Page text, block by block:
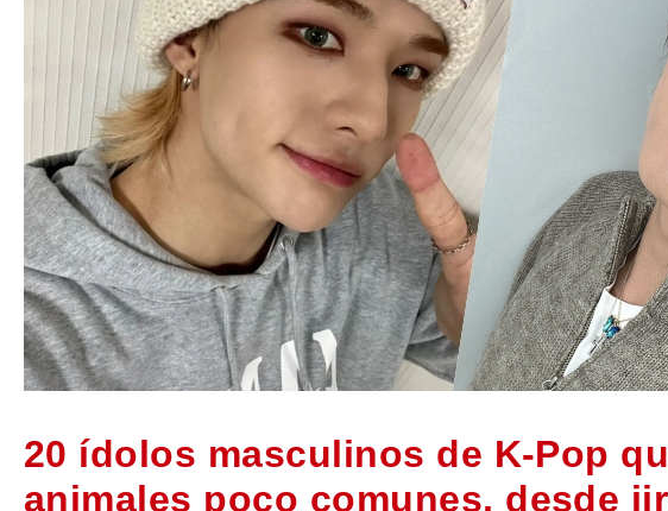
20 ídolos masculinos de K-Pop
animales poco comunes, desde